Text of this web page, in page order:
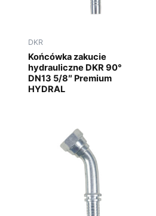
DKR
Końcówka zakucie
hydrauliczne DKR 90°
DN13 5/8″ Premium
HYDRAL